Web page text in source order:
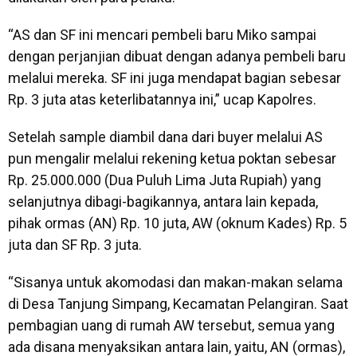
“AS dan SF ini mencari pembeli baru Miko sampai
dengan perjanjian dibuat dengan adanya pembeli baru
melalui mereka. SF ini juga mendapat bagian sebesar
Rp. 3 juta atas keterlibatannya ini,” ucap Kapolres.
Setelah sample diambil dana dari buyer melalui AS
pun mengalir melalui rekening ketua poktan sebesar
Rp. 25.000.000 (Dua Puluh Lima Juta Rupiah) yang
selanjutnya dibagi-bagikannya, antara lain kepada,
pihak ormas (AN) Rp. 10 juta, AW (oknum Kades) Rp. 5
juta dan SF Rp. 3 juta.
“Sisanya untuk akomodasi dan makan-makan selama
di Desa Tanjung Simpang, Kecamatan Pelangiran. Saat
pembagian uang di rumah AW tersebut, semua yang
ada disana menyaksikan antara lain, yaitu, AN (ormas),